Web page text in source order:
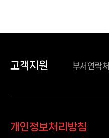
고객지원 부서연락처
개인정보처리방침